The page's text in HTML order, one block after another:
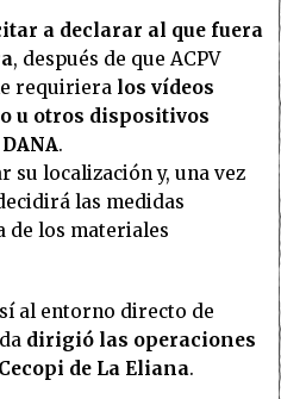
a declarar al que fuera
, después de que ACPV
requiriera los vídeos
u otros dispositivos
.
su localización y, una vez
las medidas
de los materiales
al entorno directo de
dirigió las operaciones
de La Eliana.